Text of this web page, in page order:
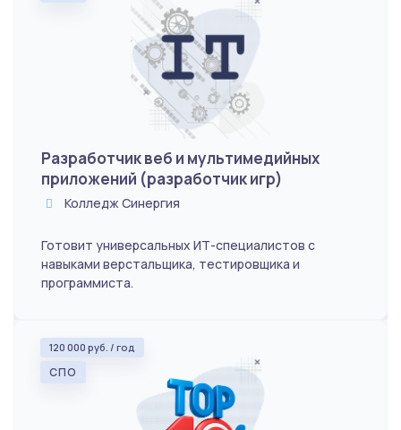
Разработчик веб и мультимедийных
приложений (разработчик игр)
Колледж Синергия
Готовит универсальных ИТ-специалистов с
навыками верстальщика, тестировщика и
программиста.
120 000 руб. / год
СПО